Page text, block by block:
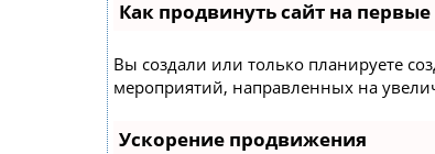
Как продвинуть сайт на первые
Вы создали или только планируете
мероприятий, направленных на
Ускорение продвижения